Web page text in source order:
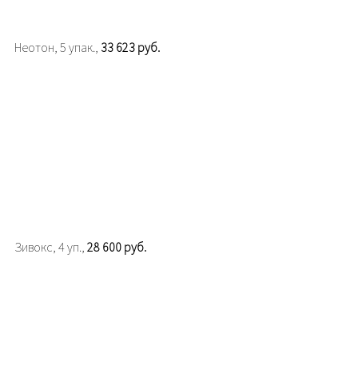
Неотон, 5 упак., 33 623 руб.
Зивокс, 4 уп., 28 600 руб.